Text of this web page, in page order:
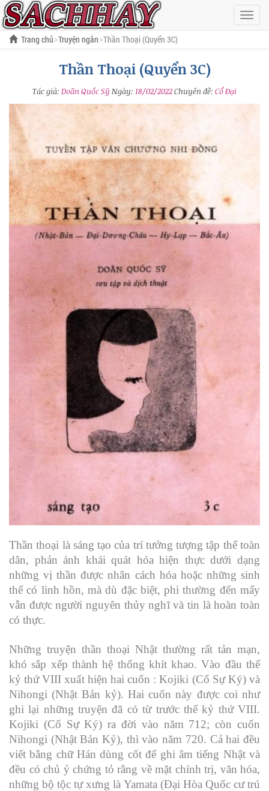
Hiện
menu
Trang chủ Truyện ngắn Thần Thoại (Quyển 3C)
Thần Thoại (Quyển 3C)
Tác giả: Doãn Quốc Sỹ Ngày: 18/02/2022Chuyên đề: Cổ Đại
Thần thoại là sáng tạo của trí tưởng tượng tập thể toàn
dân, phản ánh khái quát hóa hiện thực dưới dạng
những vị thần được nhân cách hóa hoặc những sinh
thể có linh hồn, mà dù đặc biệt, phi thường đến mấy
vẫn được người nguyên thủy nghĩ và tin là hoàn toàn
có thực.
Những truyện thần thoại Nhật thường rất tản mạn,
khó sắp xếp thành hệ thống khít khao. Vào đầu thế
kỷ thứ VIII xuất hiện hai cuốn : Kojiki (Cổ Sự Ký) và
Nihongi (Nhật Bản kỷ). Hai cuốn này được coi như
ghi lại những truyện đã có từ trước thế kỷ thứ VIII.
Kojiki (Cổ Sự Ký) ra đời vào năm 712; còn cuốn
Nihongi (Nhật Bản Kỷ), thì vào năm 720. Cả hai đều
viết bằng chữ Hán dùng cốt để ghi âm tiếng Nhật và
đều có chủ ỷ chứng tỏ rằng về mặt chính trị, văn hóa,
những bộ tộc tự xưng là Yamata (Đại Hòa Quốc cư trú